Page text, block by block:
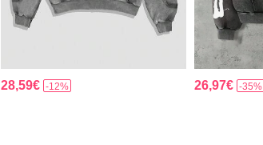
28,59€ -12% 26,97€ -35%